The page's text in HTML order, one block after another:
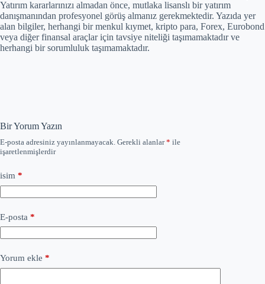
Yatırım kararlarınızı almadan önce, mutlaka lisanslı bir yatırım
danışmanından profesyonel görüş almanız gerekmektedir. Yazıda yer
alan bilgiler, herhangi bir menkul kıymet, kripto para, Forex, Eurobond
veya diğer finansal araçlar için tavsiye niteliği taşımamaktadır ve
herhangi bir sorumluluk taşımamaktadır.
Bir Yorum Yazın
E-posta adresiniz yayınlanmayacak. Gerekli alanlar* ile
işaretlenmişlerdir
isim *
E-posta *
Yorum ekle *